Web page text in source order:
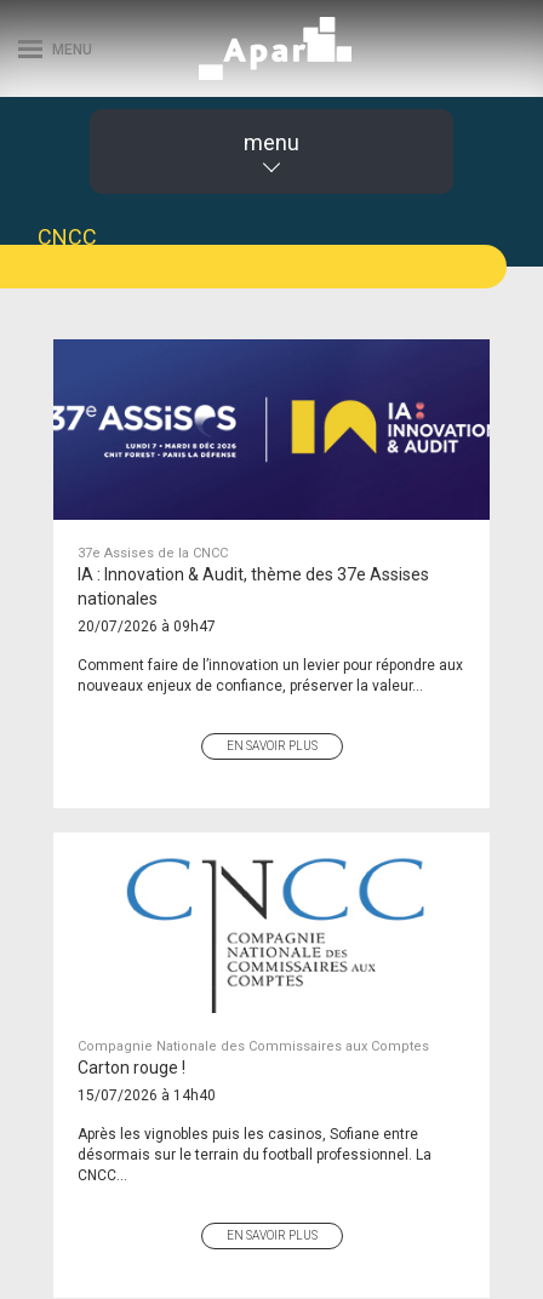
MENU
menu
CNCC
37e Assises de la CNCC
IA : Innovation & Audit, thème des 37e Assises
nationales
20/07/2026 à 09h47
Comment faire de l’innovation un levier pour répondre aux
nouveaux enjeux de confiance, préserver la valeur...
EN SAVOIR PLUS
Compagnie Nationale des Commissaires aux Comptes
Carton rouge !
15/07/2026 à 14h40
Après les vignobles puis les casinos, Sofiane entre
désormais sur le terrain du football professionnel. La
CNCC...
EN SAVOIR PLUS